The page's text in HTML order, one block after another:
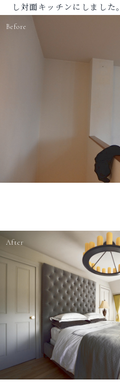
し対面キッチンにしました。
Before
After